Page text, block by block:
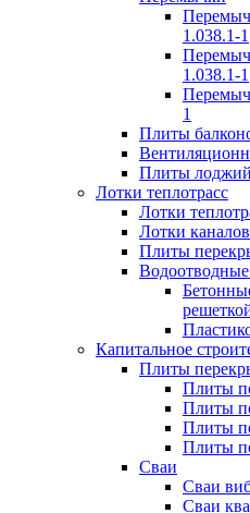
1.038.1-1
1.038.1-1
1
Плиты
Плиты
Лотки теплотрасс
Лотки
Лотки
Плиты
Капитальное
Плиты
Плиты
Плиты
Плиты
Плиты
Сваи
Сваи
Сваи